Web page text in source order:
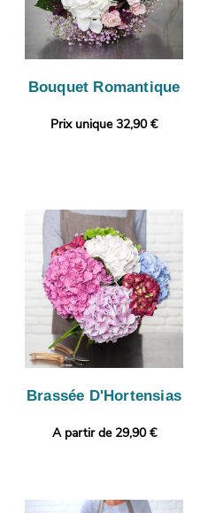
Bouquet Romantique
Prix unique 32,90 €
Brassée D'Hortensias
A partir de 29,90 €